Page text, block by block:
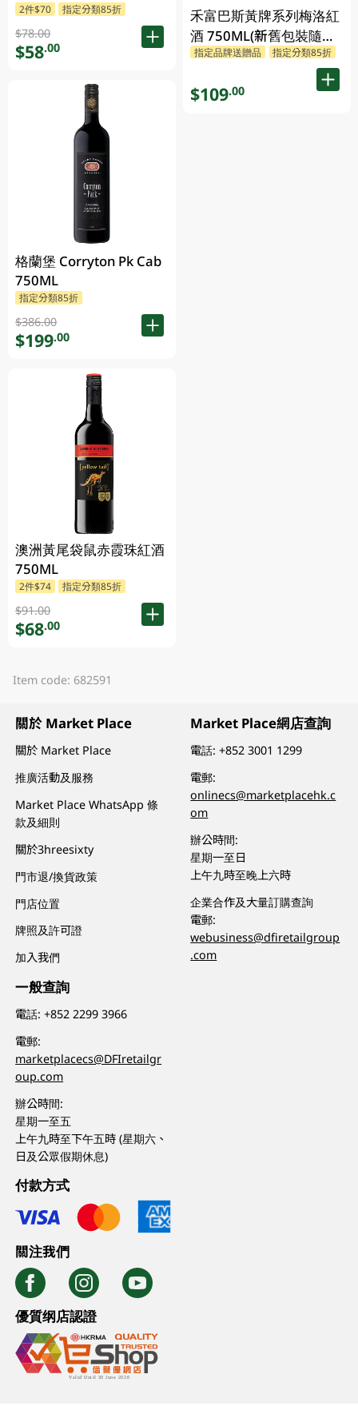
2件$70 指定分類85折
$78.00
$58.00
格蘭堡 Corryton Pk Cab
750ML
指定分類85折
$386.00
$199.00
澳洲黃尾袋鼠赤霞珠紅酒
750ML
2件$74 指定分類85折
$91.00
$68.00
禾富巴斯黃牌系列梅洛紅
酒 750ML(新舊包裝隨機
發貨)
指定品牌送贈品 指定分類85折
$109.00
Item code: 682591
關於 Market Place
關於 Market Place
推廣活動及服務
Market Place WhatsApp 條
款及細則
關於3hreesixty
門市退/換貨政策
門店位置
牌照及許可證
加入我們
一般查詢
電話:+852 2299 3966
電郵:
marketplacecs@DFIretailgr
oup.com
辦公時間:
星期一至五
上午九時至下午五時 (星期六、
日及公眾假期休息)
Market Place網店查詢
電話:+852 3001 1299
電郵:
onlinecs@marketplacehk.c
om
辦公時間:
星期一至日
上午九時至晚上六時
企業合作及大量訂購查詢
電郵:
webusiness@dfiretailgroup
.com
付款方式
關注我們
優質纲店認證